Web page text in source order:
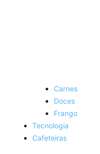
Carnes
Doces
Frango
Tecnologia
Cafeteiras